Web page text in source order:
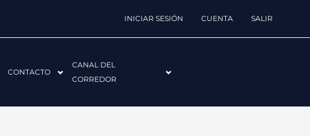
INICIAR SESIÓN CUENTA SALIR
CONTACTO
CANAL DEL
CORREDOR